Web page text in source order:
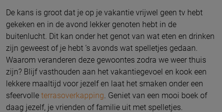
De kans is groot dat je op je vakantie vrijwel geen tv hebt
gekeken en in de avond lekker genoten hebt in de
buitenlucht. Dit kan onder het genot van wat eten en drinken
zijn geweest of je hebt ’s avonds wat spelletjes gedaan.
Waarom veranderen deze gewoontes zodra we weer thuis
zijn? Blijf vasthouden aan het vakantiegevoel en kook een
lekkere maaltijd voor jezelf en laat het smaken onder een
sfeervolle terrasoverkapping . Geniet van een mooi boek of
daag jezelf, je vrienden of familie uit met spelletjes.